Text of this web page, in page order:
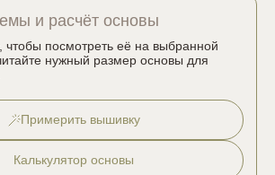
и расчёт основы
чтобы посмотреть её на выбранной
нужный размер основы для
Примерить вышивку
Калькулятор основы